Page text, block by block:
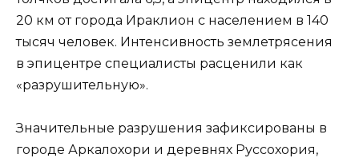
20 км от города Ираклион с населением в 140
тысяч человек. Интенсивность землетрясения
в эпицентре специалисты расценили как
«разрушительную».
Значительные разрушения зафиксированы в
городе Аркалохори и деревнях Руссохория,